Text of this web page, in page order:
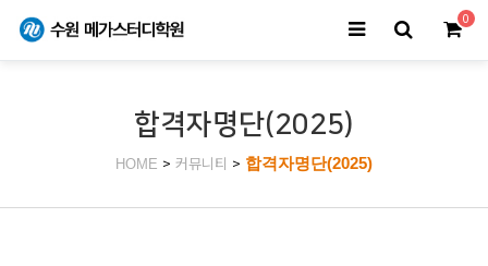
0
합격자명단(2025)
HOME > 커뮤니티 > 합격자명단(2025)